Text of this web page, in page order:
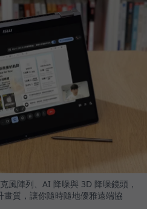
風陣列、AI 降噪與 3D 降噪鏡頭，
質，讓你隨時隨地優雅遠端協